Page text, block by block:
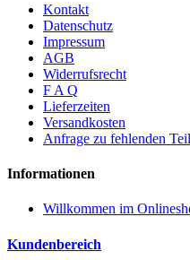
Kontakt
Datenschutz
Impressum
AGB
Widerrufsrecht
F A Q
Lieferzeiten
Versandkosten
Anfrage zu fehlenden
Informationen
Willkommen im
Kundenbereich